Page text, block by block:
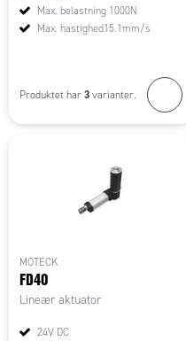
Max. belastning 1000N
Max. hastighed15.1mm/s
Produktet har 3 varianter.
MOTECK
FD40
Lineær aktuator
24V DC